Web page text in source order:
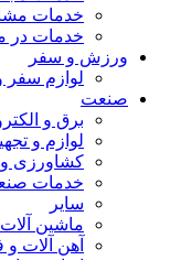
خدمات
خدمات در
ورزش و سفر
لوازم سفر
صنعت
برق و
لوازم و
کشاورزی و
خدمات
سایر
ماشین
آهن آلات و